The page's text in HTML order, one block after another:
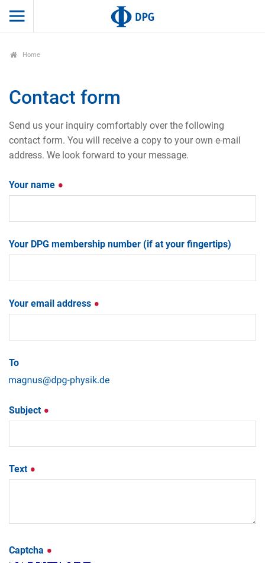
Home
Contact form
Send us your inquiry comfortably over the following
contact form. You will receive a copy to your own e-mail
address. We look forward to your message.
Your name
Your DPG membership number (if at your fingertips)
Your email address
To
Subject
Text
Captcha